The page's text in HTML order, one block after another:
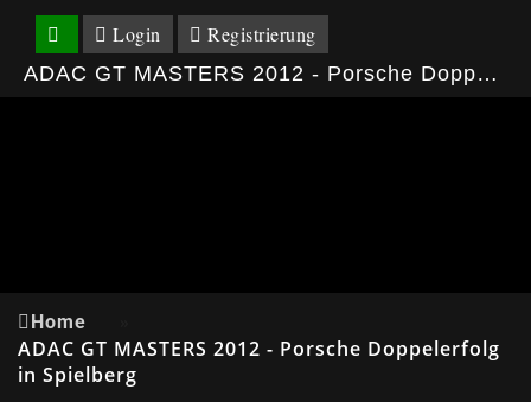
Login Registrierung
ADAC GT MASTERS 2012 - Porsche Doppelerfolg in Spielberg
Home
ADAC GT MASTERS 2012 - Porsche Doppelerfolg
in Spielberg